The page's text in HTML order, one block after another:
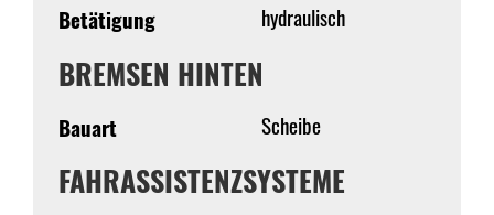
Betätigung
hydraulisch
BREMSEN HINTEN
Bauart Scheibe
FAHRASSISTENZSYSTEME